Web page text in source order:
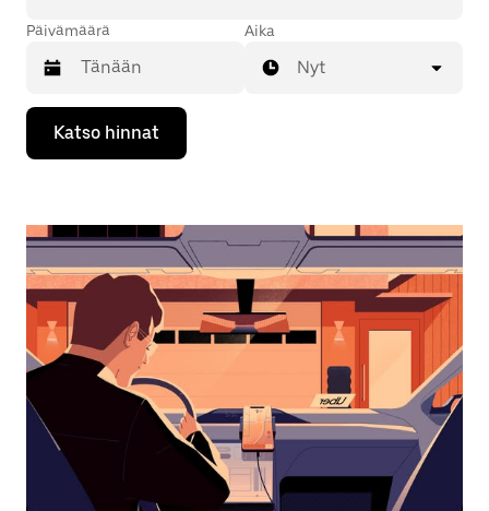
Päivämäärä
Valitse
päivämäärä
kalenterissa
Sulje
Esc-
painikkeella.
Aika
Nyt
Katso hinnat